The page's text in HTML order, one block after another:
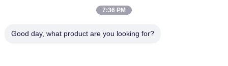
ЗВЕЗДА ПЧЕЛЫ ДЛЯ ТОГО ЧТОБЫ ВОСПЕТЬ ВАШУ
7:36 PM
Good day, what product are you looking for?